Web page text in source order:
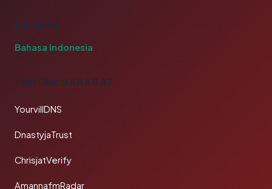
BAHASA
Bahasa Indonesia
TAUTAN SAHABAT
YourvillDNS
DnastyjaTrust
ChrisjatVerify
AmannafmRadar